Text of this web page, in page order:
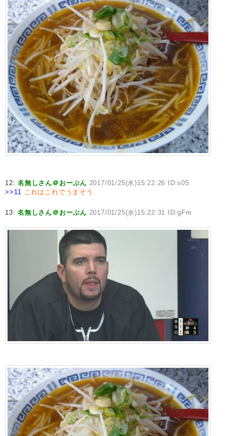
12:名無しさん＠おーぷん 2017/01/25(水)15:22:26 ID:s05
>>11 これはこれでうまそう
13:名無しさん＠おーぷん 2017/01/25(水)15:22:31 ID:gFm